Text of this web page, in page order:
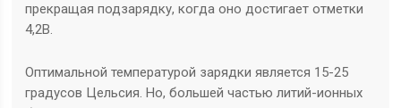
прекращая подзарядку, когда оно достигает отметки
4,2В.
Оптимальной температурой зарядки является 15-25
градусов Цельсия. Но, большей частью литий-ионных